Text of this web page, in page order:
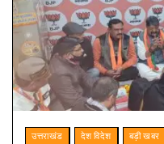
उत्तराखंड देश विदेश बड़ी खबर